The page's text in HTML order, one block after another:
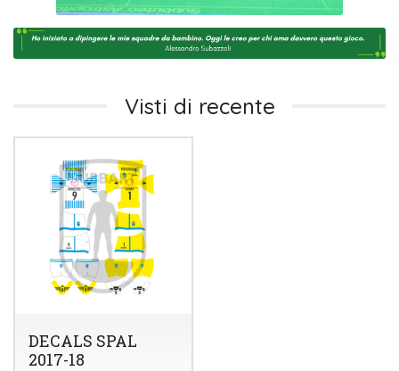
Visti di recente
DECALS SPAL
2017-18